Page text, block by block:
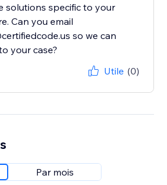
solutions specific to your
Can you email
so we can
your case?
Utile (0)
Par mois